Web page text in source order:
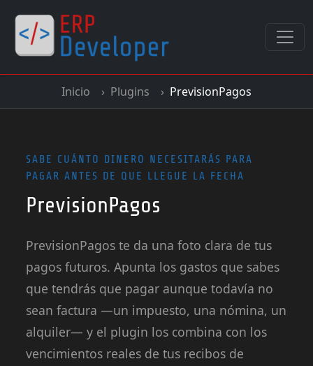
Inicio Plugins PrevisionPagos
SABE CUÁNTO DINERO NECESITARÁS PARA
PAGAR ANTES DE QUE LLEGUE LA FECHA
PrevisionPagos
PrevisionPagos te da una foto clara de tus
pagos futuros. Apunta los gastos que sabes
que tendrás que pagar aunque todavía no
sean factura —un impuesto, una nómina, un
alquiler— y el plugin los combina con los
vencimientos reales de tus recibos de